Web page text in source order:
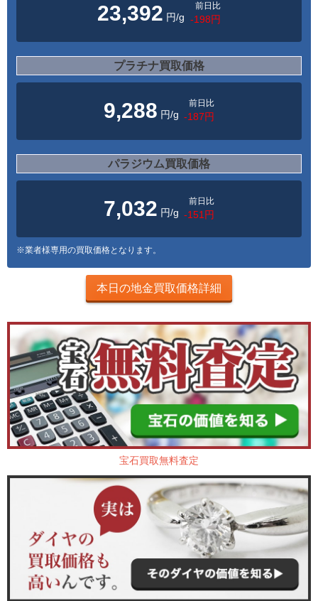
23,392 円/g
前日比
-198円
プラチナ買取価格
9,288 円/g
前日比
-187円
パラジウム買取価格
7,032 円/g
前日比
-151円
※業者様専用の買取価格となります。
本日の地金買取価格詳細
宝石買取無料査定